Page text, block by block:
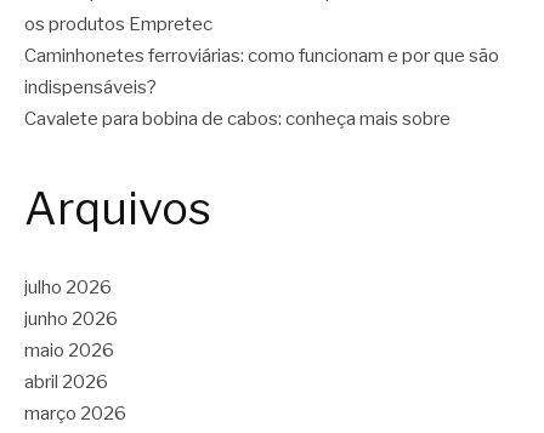
os produtos Empretec
Caminhonetes ferroviárias: como funcionam e por que são
indispensáveis?
Cavalete para bobina de cabos: conheça mais sobre
Arquivos
julho 2026
junho 2026
maio 2026
abril 2026
março 2026